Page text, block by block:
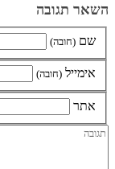
השאר תגובה
שם (חובה)
אימייל (חובה)
אתר